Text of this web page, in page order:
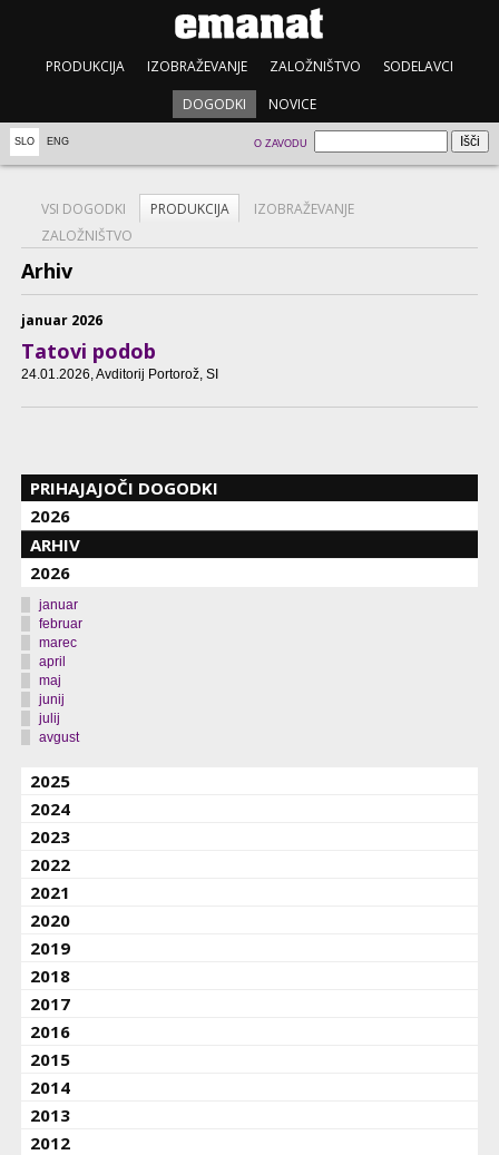
PRODUKCIJA IZOBRAŽEVANJE ZALOŽNIŠTVO SODELAVCI
DOGODKI NOVICE
SLO ENG O ZAVODU
VSI DOGODKI PRODUKCIJA
IZOBRAŽEVANJE
ZALOŽNIŠTVO
Arhiv
januar 2026
Tatovi podob
24.01.2026 , Avditorij Portorož, SI
PRIHAJAJOČI DOGODKI
2026
ARHIV
2026
januar
februar
marec
april
maj
junij
julij
avgust
2025
2024
2023
2022
2021
2020
2019
2018
2017
2016
2015
2014
2013
2012